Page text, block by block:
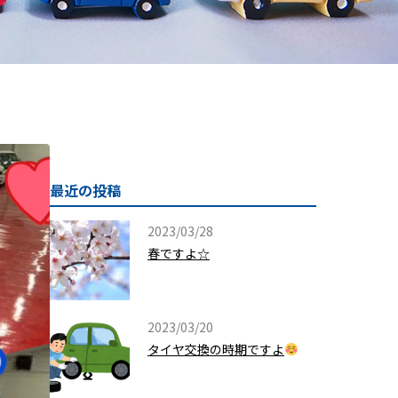
最近の投稿
2023/03/28
春ですよ☆
2023/03/20
タイヤ交換の時期ですよ